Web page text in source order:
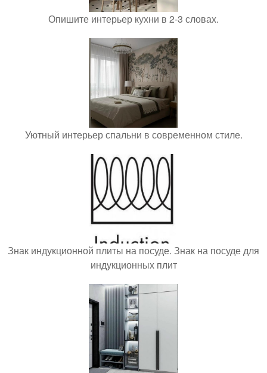
Опишите интерьер кухни в 2-3 словах.
Уютный интерьер спальни в современном стиле.
Знак индукционной плиты на посуде. Знак на посуде для
индукционных плит